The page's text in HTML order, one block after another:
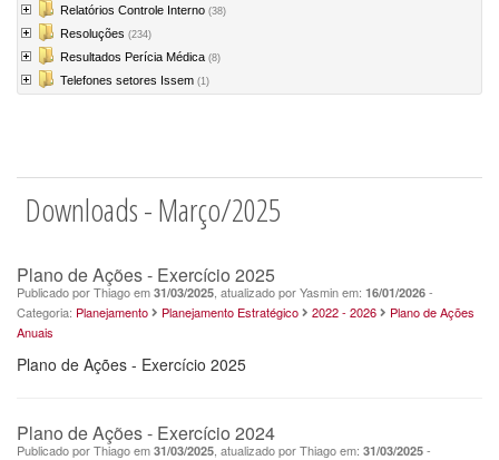
Relatórios Controle Interno (38)
Resoluções (234)
Resultados Perícia Médica (8)
Telefones setores Issem (1)
Downloads - Março/2025
Plano de Ações - Exercício 2025
Publicado por Thiago em 31/03/2025 , atualizado por Yasmin em: 16/01/2026 -
Categoria: Planejamento Planejamento Estratégico 2022 - 2026
Plano de Ações
Anuais
Plano de Ações - Exercício 2025
Plano de Ações - Exercício 2024
Publicado por Thiago em 31/03/2025 , atualizado por Thiago em: 31/03/2025 -